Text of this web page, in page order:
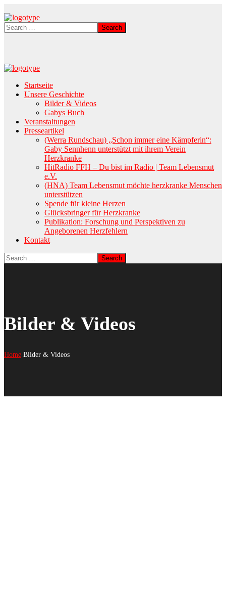
Startseite
Unsere Geschichte
Bilder & Videos
Gabys Buch
Veranstaltungen
Presseartikel
(Werra Rundschau) „Schon immer eine Kämpferin“:
Gaby Sennhenn unterstützt mit ihrem Verein
Herzkranke
HitRadio FFH – Du bist im Radio | Team Lebensmut
e.V.
(HNA) Team Lebensmut möchte herzkranke Menschen
unterstützen
Spende für kleine Herzen
Glücksbringer für Herzkranke
Publikation: Forschung und Perspektiven zu
Angeborenen Herzfehlern
Kontakt
Bilder & Videos
Home Bilder & Videos